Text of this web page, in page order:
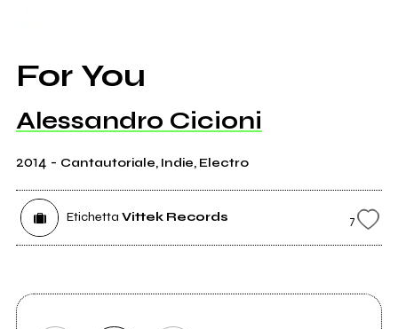
For You
Alessandro Cicioni
2014 - Cantautoriale, Indie, Electro
Etichetta Vittek Records 7